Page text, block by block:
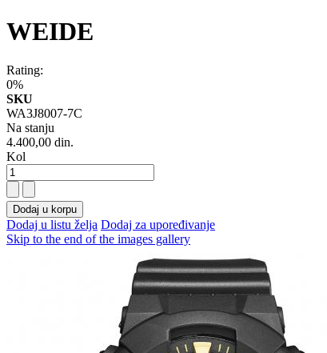
WEIDE
Rating:
0%
SKU
WA3J8007-7C
Na stanju
4.400,00 din.
Kol
Dodaj u korpu
Dodaj u listu želja Dodaj za upoređivanje
Skip to the end of the images gallery